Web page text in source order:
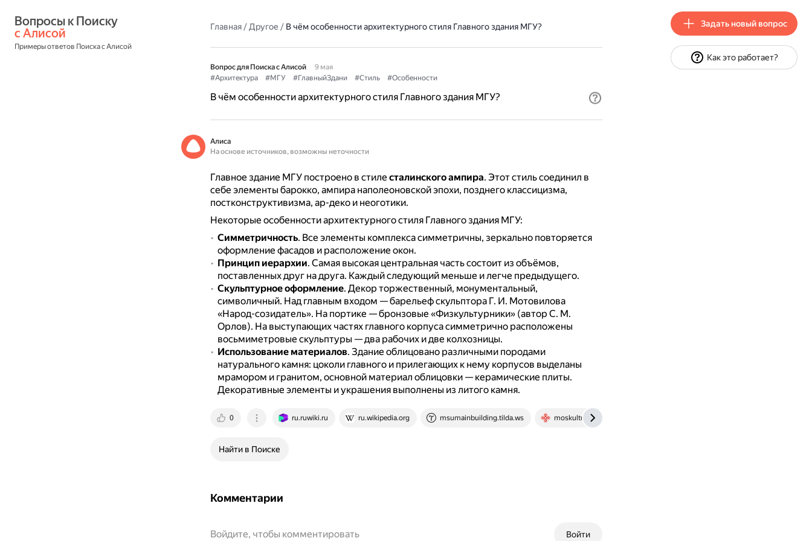
с Алисой
Примеры ответов Поиска с Алисой
Главная/Другое / В чём особенности архитектурного стиля Главного здания МГУ?
Вопрос для Поиска с Алисой
9 мая
#Архитектура
#МГУ #ГлавныйЗдани #Стиль #Особенности
В чём особенности архитектурного стиля Главного здания МГУ?
Алиса
На основе источников, возможны неточности
Главное здание МГУ построено в стиле сталинского ампира. Этот стиль соединил в
себе элементы барокко, ампира наполеоновской эпохи, позднего классицизма,
постконструктивизма, ар-деко и неоготики.
Некоторые особенности архитектурного стиля Главного здания МГУ:
Симметричность. Все элементы комплекса симметричны, зеркально повторяется
оформление фасадов и расположение окон.
Принцип иерархии. Самая высокая центральная часть состоит из объёмов,
поставленных друг на друга. Каждый следующий меньше и легче предыдущего.
Скульптурное оформление. Декор торжественный, монументальный,
символичный. Над главным входом — барельеф скульптора Г. И. Мотовилова
«Народ-созидатель». На портике — бронзовые «Физкультурники» (автор С. М.
Орлов). На выступающих частях главного корпуса симметрично расположены
восьмиметровые скульптуры — два рабочих и две колхозницы.
Использование материалов. Здание облицовано различными породами
натурального камня: цоколи главного и прилегающих к нему корпусов выделаны
мрамором и гранитом, основной материал облицовки — керамические плиты.
Декоративные элементы и украшения выполнены из литого камня.
0 ru.ruwiki.ru ru.wikipedia.org msumainbuilding.tilda.ws moskultura.ru
Найти в Поиске
Комментарии
Войти
Войдите, чтобы комментировать
Задать новый вопрос
Как это работает?